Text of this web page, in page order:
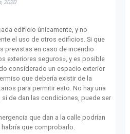
2020
edificio únicamente, y no
el uso de otros edificios. Si que
previstas en caso de incendio
exteriores seguros», y es posible
considerado un espacio exterior
que debería existir de la
para permitir esto. No hay una
de dan las condiciones, puede ser
que dan a la calle podrían
que comprobarlo.